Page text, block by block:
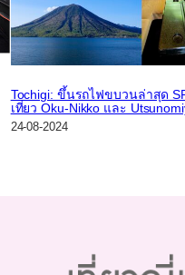
Tochigi: ขึ้นรถไฟขบวนล่าสุด
เที่ยว Oku-Nikko และ
24-08-2024